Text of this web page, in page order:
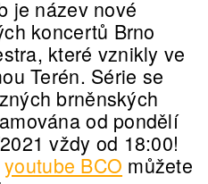
je název nové
koncertů Brno
které vznikly ve
Terén. Série se
brněnských
od pondělí
vždy od 18:00!
youtube BCO můžete